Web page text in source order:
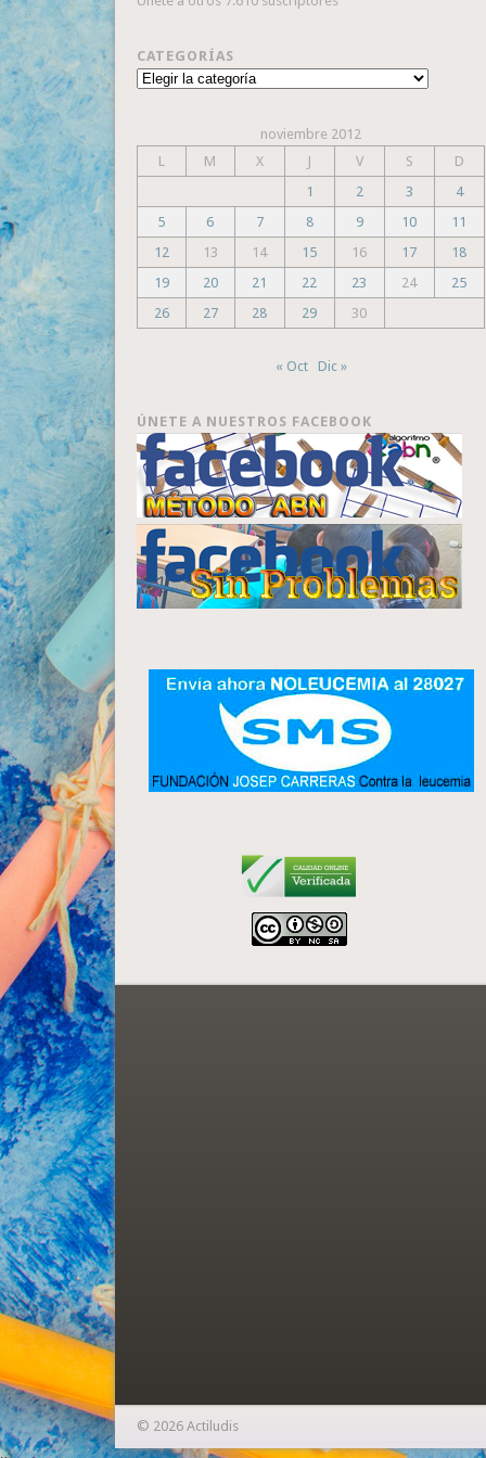
CATEGORÍAS
Categorías
noviembre 2012
L
M X J V S
D
1
2 3
4
5
6 7 8 9 10
11
12
13 14 15 16 17
18
19
20 21 22 23 24
25
26
27 28 29 30
« Oct Dic »
ÚNETE A NUESTROS FACEBOOK
© 2026 Actiludis